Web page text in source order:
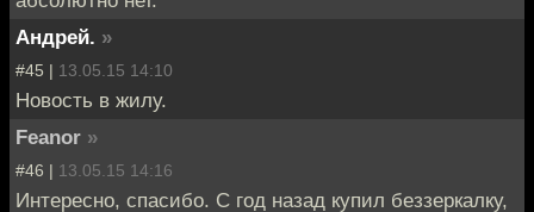
Андрей. »
#45 | 13.05.15 14:10
Новость в жилу.
Feanor »
#46 | 13.05.15 14:16
Интересно, спасибо. С год назад купил беззеркалку,